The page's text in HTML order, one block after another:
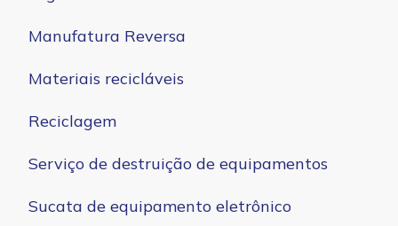
Manufatura Reversa
Materiais recicláveis
Reciclagem
Serviço de destruição de equipamentos
Sucata de equipamento eletrônico